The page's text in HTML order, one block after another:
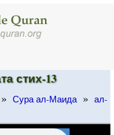
стих-13
» Сура ал-Маида » ал-